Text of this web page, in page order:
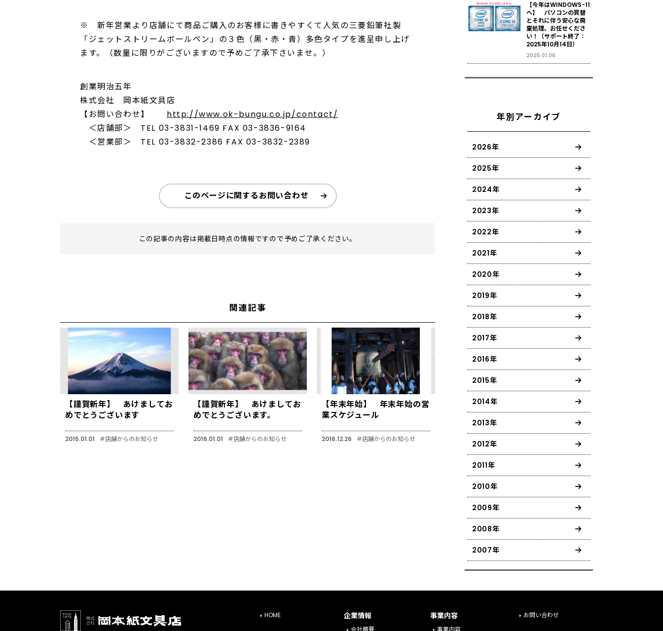
※ 新年営業より店舗にて商品ご購入のお客様に書きやすくて人気の三菱鉛筆社製
「ジェットストリームボールペン」の３色（黒・赤・青）多色タイプを進呈申し上げ
ます。（数量に限りがございますので予めご了承下さいませ。）
創業明治五年
株式会社 岡本紙文具店
【お問い合わせ】 http://www.ok-bungu.co.jp/contact/
＜店舗部＞ TEL 03-3831-1469 FAX 03-3836-9164
＜営業部＞ TEL 03-3832-2386 FAX 03-3832-2389
このページに関するお問い合わせ
この記事の内容は掲載日時点の情報ですので予めご了承ください。
関連記事
【謹賀新年】 あけましてお
めでとうございます
2015.01.01 #店舗からのお知らせ
【謹賀新年】 あけましてお
めでとうございます。
2016.01.01 #店舗からのお知らせ
【年末年始】 年末年始の営
業スケジュール
2016.12.26 #店舗からのお知らせ
【今年はWINDOWS-11
へ】 パソコンの買替
とそれに伴う安心な廃
棄処理、お任せくださ
い！（サポート終了：
2025年10月14日）
2025.01.06
年別アーカイブ
2026年
2025年
2024年
2023年
2022年
2021年
2020年
2019年
2018年
2017年
2016年
2015年
2014年
2013年
2012年
2011年
2010年
2009年
2008年
2007年
HOME 企業情報
会社概要
事業内容
事業内容
お問い合わせ